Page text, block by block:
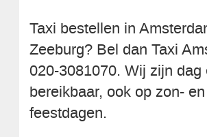
Taxi bestellen in
Zeeburg? Bel dan Taxi
020-3081070. Wij zijn dag
bereikbaar, ook op zon- en
feestdagen.